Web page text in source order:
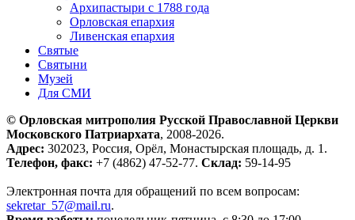
Архипастыри с 1788 года
Орловская епархия
Ливенская епархия
Святые
Святыни
Музей
Для СМИ
© Орловская митрополия Русской Православной Церкви
Московского Патриархата, 2008-2026.
Адрес: 302023, Россия, Орёл, Монастырская площадь, д. 1.
Телефон, факс: +7 (4862) 47-52-77. Склад: 59-14-95
Электронная почта для обращений по всем вопросам:
sekretar_57@mail.ru.